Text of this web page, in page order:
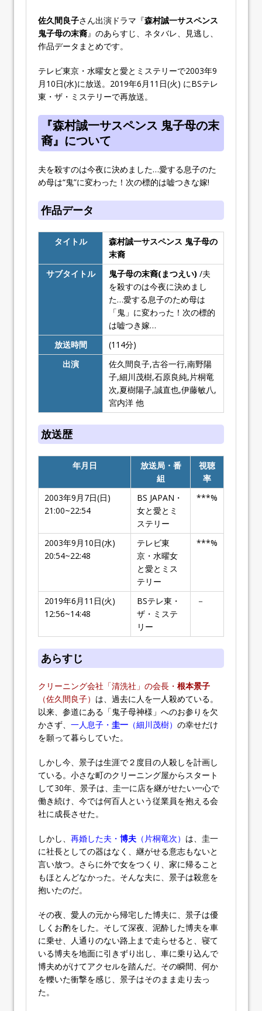
佐久間良子さん出演ドラマ『森村誠一サスペンス
鬼子母の末裔』のあらすじ、ネタバレ、見逃し、
作品データまとめです。
テレビ東京・水曜女と愛とミステリーで2003年9
月10日(水)に放送。2019年6月11日(火) にBSテレ
東・ザ・ミステリーで再放送。
『森村誠一サスペンス 鬼子母の末
裔』について
夫を殺すのは今夜に決めました…愛する息子のた
め母は“鬼”に変わった！次の標的は嘘つきな嫁!
作品データ
タイトル
森村誠一サスペンス 鬼子母の
末裔
サブタイトル
鬼子母の末裔(まつえい) /夫
を殺すのは今夜に決めまし
た…愛する息子のため母は
「鬼」に変わった！次の標的
は嘘つき嫁…
放送時間
(114分)
出演
佐久間良子,古谷一行,南野陽
子,細川茂樹,石原良純,片桐竜
次,夏樹陽子,誠直也,伊藤敏八,
宮内洋 他
放送歴
年月日
放送局・番
組
視聴
率
2003年9月7日(日)
21:00~22:54
BS JAPAN・
女と愛とミ
ステリー
***%
2003年9月10日(水)
20:54~22:48
テレビ東
京・水曜女
と愛とミス
テリー
***%
2019年6月11日(火)
12:56~14:48
BSテレ東・
ザ・ミステ
リー
－
あらすじ
クリーニング会社「清洗社」の会長・ 根本景子
（佐久間良子） は、過去に人を一人殺めている。
以来、参道にある「鬼子母神様」へのお参りを欠
かさず、 一人息子・ 圭一 （細川茂樹） の幸せだけ
を願って暮らしていた。
しかし今、景子は生涯で２度目の人殺しを計画し
ている。小さな町のクリーニング屋からスタート
して30年、景子は、圭一に店を継がせたい一心で
働き続け、今では何百人という従業員を抱える会
社に成長させた。
しかし、 再婚した夫・ 博夫 （片桐竜次） は、圭一
に社長としての器はなく、継がせる意志もないと
言い放つ。さらに外で女をつくり、家に帰ること
もほとんどなかった。そんな夫に、景子は殺意を
抱いたのだ。
その夜、愛人の元から帰宅した博夫に、景子は優
しくお酌をした。そして深夜、泥酔した博夫を車
に乗せ、人通りのない路上まで走らせると、寝て
いる博夫を地面に引きずり出し、車に乗り込んで
博夫めがけてアクセルを踏んだ。その瞬間、何か
を轢いた衝撃を感じ、景子はそのまま走り去っ
た。